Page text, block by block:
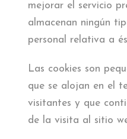
mejorar el servicio
almacenan ningún
personal relativa a
Las cookies son
que se alojan en el
visitantes y que
de la visita al sitio